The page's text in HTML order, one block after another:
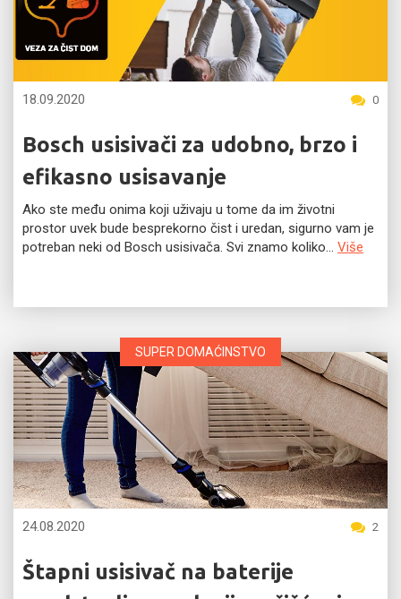
18.09.2020 0
Bosch usisivači za udobno, brzo i
efikasno usisavanje
Ako ste među onima koji uživaju u tome da im životni
prostor uvek bude besprekorno čist i uredan, sigurno vam je
potreban neki od Bosch usisivača. Svi znamo koliko... Više
SUPER DOMAĆINSTVO
24.08.2020 2
Štapni usisivač na baterije